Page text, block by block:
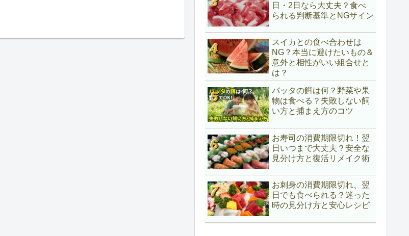
日・2日なら大丈夫？食べ
られる判断基準とNGサイン
スイカとの食べ合わせは
NG？本当に避けたいもの＆
意外と相性がいい組合せと
は？
バッタの餌は何？野菜や果
物は食べる？失敗しない飼
い方と捕まえ方のコツ
お寿司の消費期限切れ！翌
日いつまで大丈夫？安全な
見分け方と復活リメイク術
お刺身の消費期限切れ、翌
日でも食べられる？迷った
時の見分け方と安心レシピ